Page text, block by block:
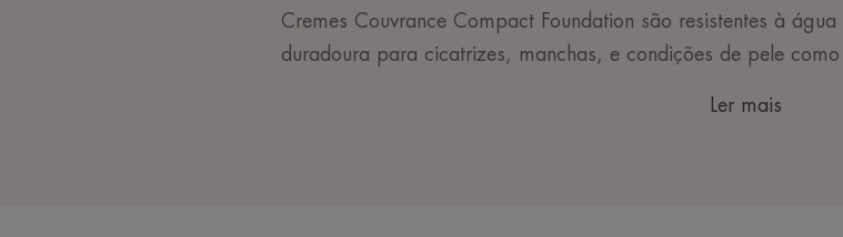
Cremes Couvrance Compact Foundation são resistentes à
duradoura para cicatrizes, manchas, e condições de pele
Ler mais